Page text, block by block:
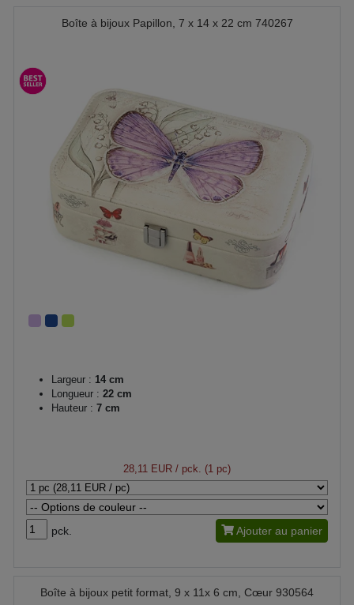
Boîte à bijoux Papillon, 7 x 14 x 22 cm 740267
Largeur : 14 cm
Longueur : 22 cm
Hauteur : 7 cm
28,11 EUR / pck. (1 pc)
pck. Ajouter au panier
Boîte à bijoux petit format, 9 x 11x 6 cm, Cœur 930564